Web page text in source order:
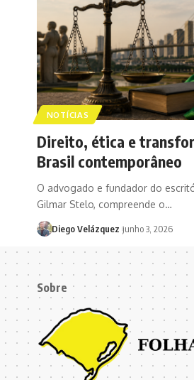
NOTÍCIAS
Direito, ética e
Brasil contemporâneo
O advogado e fundador do
Gilmar Stelo, compreende o…
Diego Velázquez junho 3, 2026
Sobre